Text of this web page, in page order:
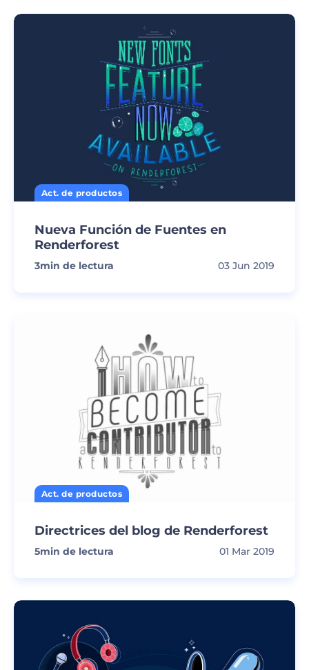
Act. de productos
Nueva Función de Fuentes en
Renderforest
3min de lectura 03 Jun 2019
Act. de productos
Directrices del blog de Renderforest
5min de lectura 01 Mar 2019